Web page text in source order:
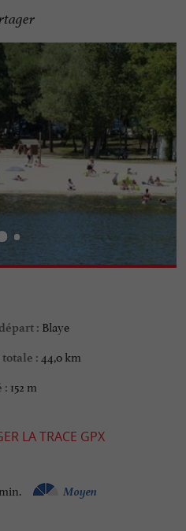
: Blaye
: 44,0 km
: 152 m
LA TRACE GPX
Moyen